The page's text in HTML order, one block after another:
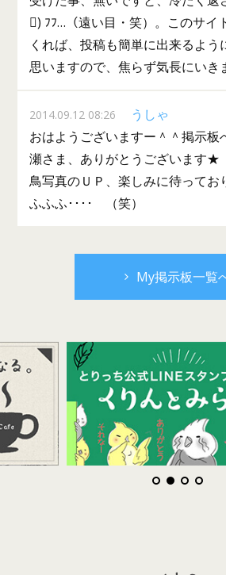
) ﾌﾌ…（遠い目・笑）。このサイ
くれば、投稿も簡単に出来るよう
思いますので、焦らず気長にいき
2014.09.12 08:26
うしゃ
おはようございますー＾＾掲示板
瀬さま、ありがとうございます
鳥写真のＵＰ、楽しみに待って
ふふふ････ （笑）
My掲示板一覧